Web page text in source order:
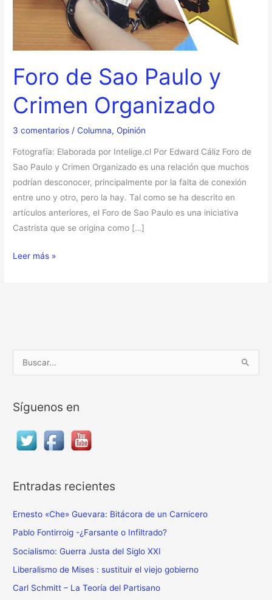
Foro de Sao Paulo y
Crimen Organizado
3 comentarios /Columna,Opinión
Fotografía: Elaborada por Intelige.cl Por Edward Cáliz Foro de
Sao Paulo y Crimen Organizado es una relación que muchos
podrían desconocer, principalmente por la falta de conexión
entre uno y otro, pero la hay. Tal como se ha descrito en
artículos anteriores, el Foro de Sao Paulo es una iniciativa
Castrista que se origina como […]
Organizado
Leer más »
c
a
o
:
Síguenos en
Entradas recientes
Ernesto «Che» Guevara: Bitácora de un Carnicero
Pablo Fontirroig -¿Farsante o Infiltrado?
Socialismo: Guerra Justa del Siglo XXI
Liberalismo de Mises : sustituir el viejo gobierno
Carl Schmitt – La Teoría del Partisano